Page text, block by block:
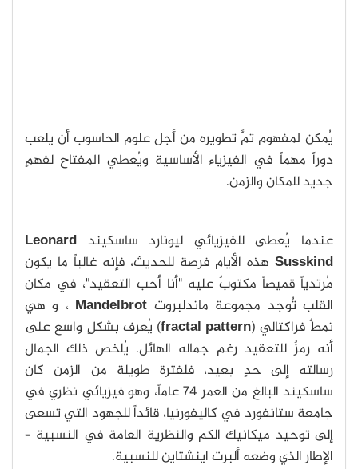
يُمكن لمفهوم تمَّ تطويره من أجل علوم الحاسوب أن يلعب
دوراً مهماً في الفيزياء الأساسية ويُعطي المفتاح لفهمٍ
جديد للمكان والزمن.
عندما يُعطى للفيزيائي ليونارد ساسكيند Leonard
Susskind هذه الأيام فرصة للحديث، فإنه غالباً ما يكون
مُرتدياً قميصاً مكتوبٌ عليه "أنا أحب التعقيد"، في مكان
القلب تُوجد مجموعة ماندلبروت Mandelbrot ، و هي
نمطٌ فراكتالي (fractal pattern) يُعرف بشكلٍ واسع على
أنه رمزٌ للتعقيد رغم جماله الهائل. يُلخص ذلك الجمال
رسالته إلى حدٍ بعيد، فلفترة طويلة من الزمن كان
ساسكيند البالغ من العمر 74 عاماً، وهو فيزيائي نظري في
جامعة ستانفورد في كاليفورنيا، قائداً للجهود التي تسعى
إلى توحيد ميكانيك الكم والنظرية العامة في النسبية –
الإطار الذي وضعه ألبرت اينشتاين للنسبية.